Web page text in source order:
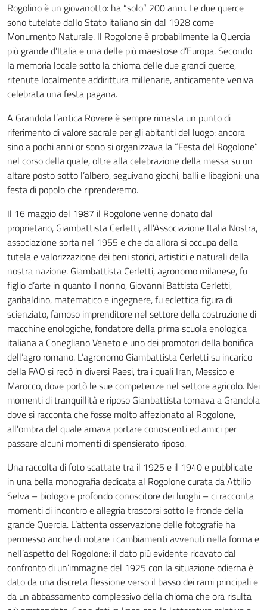
Rogolino è un giovanotto: ha “solo” 200 anni. Le due querce
sono tutelate dallo Stato italiano sin dal 1928 come
Monumento Naturale. Il Rogolone è probabilmente la Quercia
più grande d’Italia e una delle più maestose d‘Europa. Secondo
la memoria locale sotto la chioma delle due grandi querce,
ritenute localmente addirittura millenarie, anticamente veniva
celebrata una festa pagana.
A Grandola l’antica Rovere è sempre rimasta un punto di
riferimento di valore sacrale per gli abitanti del luogo: ancora
sino a pochi anni or sono si organizzava la “Festa del Rogolone”
nel corso della quale, oltre alla celebrazione della messa su un
altare posto sotto l’albero, seguivano giochi, balli e libagioni: una
festa di popolo che riprenderemo.
Il 16 maggio del 1987 il Rogolone venne donato dal
proprietario, Giambattista Cerletti, all’Associazione Italia Nostra,
associazione sorta nel 1955 e che da allora si occupa della
tutela e valorizzazione dei beni storici, artistici e naturali della
nostra nazione. Giambattista Cerletti, agronomo milanese, fu
figlio d’arte in quanto il nonno, Giovanni Battista Cerletti,
garibaldino, matematico e ingegnere, fu eclettica figura di
scienziato, famoso imprenditore nel settore della costruzione di
macchine enologiche, fondatore della prima scuola enologica
italiana a Conegliano Veneto e uno dei promotori della bonifica
dell’agro romano. L’agronomo Giambattista Cerletti su incarico
della FAO si recò in diversi Paesi, tra i quali Iran, Messico e
Marocco, dove portò le sue competenze nel settore agricolo. Nei
momenti di tranquillità e riposo Gianbattista tornava a Grandola
dove si racconta che fosse molto affezionato al Rogolone,
all’ombra del quale amava portare conoscenti ed amici per
passare alcuni momenti di spensierato riposo.
Una raccolta di foto scattate tra il 1925 e il 1940 e pubblicate
in una bella monografia dedicata al Rogolone curata da Attilio
Selva – biologo e profondo conoscitore dei luoghi – ci racconta
momenti di incontro e allegria trascorsi sotto le fronde della
grande Quercia. L’attenta osservazione delle fotografie ha
permesso anche di notare i cambiamenti avvenuti nella forma e
nell’aspetto del Rogolone: il dato più evidente ricavato dal
confronto di un’immagine del 1925 con la situazione odierna è
dato da una discreta flessione verso il basso dei rami principali e
da un abbassamento complessivo della chioma che ora risulta